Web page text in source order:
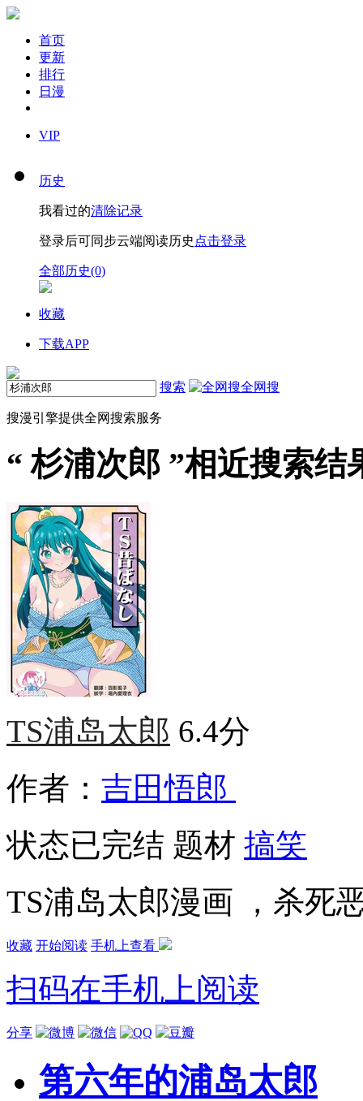
首页
更新
排行
日漫
VIP
历史
我看过的清除记录
登录后可同步云端阅读历史 点击登录
全部历史(0)
收藏
下载APP
搜索 全网搜
搜漫引擎提供全网搜索服务
“ 杉浦次郎 ”相近搜索结
TS浦岛太郎 6.4分
作者： 吉田悟郎
状态已完结 题材 搞笑
TS浦岛太郎漫画 ，杀死
收藏 开始阅读 手机上查看
扫码在手机上阅读
分享
第六年的浦岛太郎